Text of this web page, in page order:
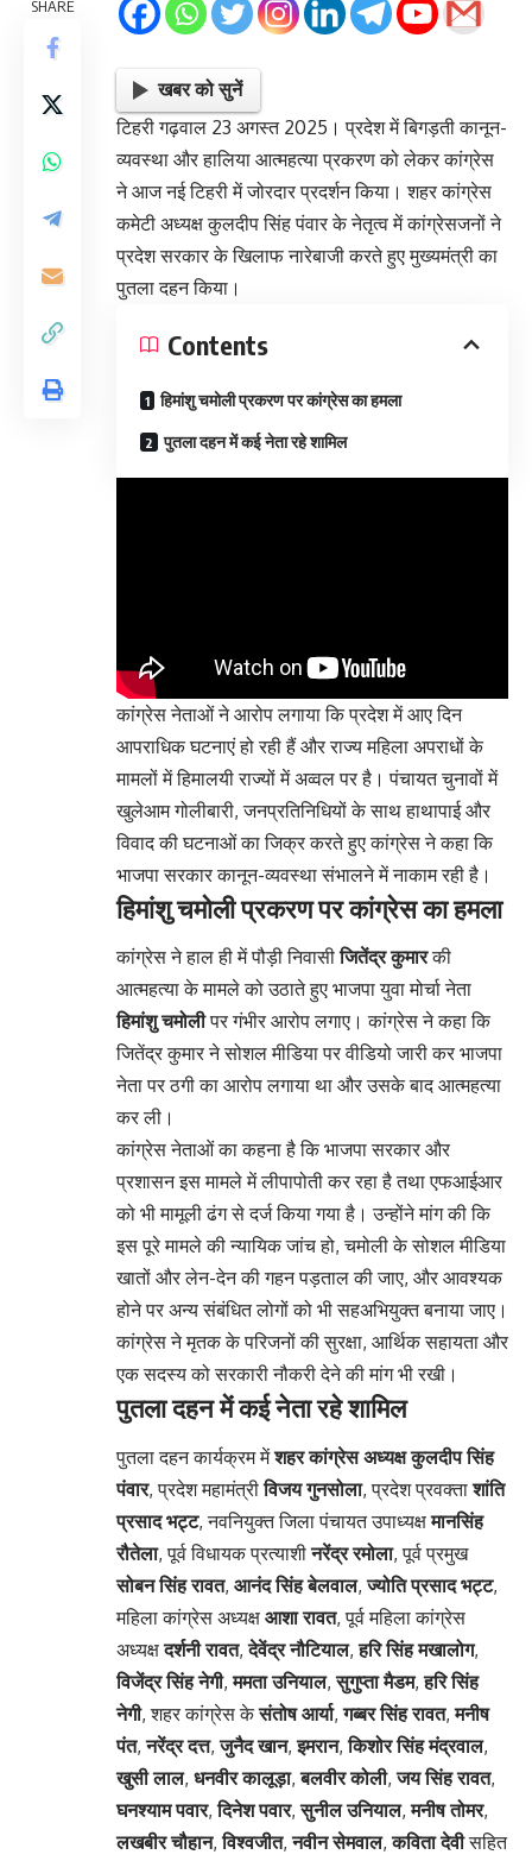
SHARE
खबर को सुनें
टिहरी गढ़वाल 23 अगस्त 2025। प्रदेश में बिगड़ती कानून-
व्यवस्था और हालिया आत्महत्या प्रकरण को लेकर कांग्रेस
ने आज नई टिहरी में जोरदार प्रदर्शन किया। शहर कांग्रेस
कमेटी अध्यक्ष कुलदीप सिंह पंवार के नेतृत्व में कांग्रेसजनों ने
प्रदेश सरकार के खिलाफ नारेबाजी करते हुए मुख्यमंत्री का
पुतला दहन किया।
Contents
हिमांशु चमोली प्रकरण पर कांग्रेस का हमला
पुतला दहन में कई नेता रहे शामिल
कांग्रेस नेताओं ने आरोप लगाया कि प्रदेश में आए दिन
आपराधिक घटनाएं हो रही हैं और राज्य महिला अपराधों के
मामलों में हिमालयी राज्यों में अव्वल पर है। पंचायत चुनावों में
खुलेआम गोलीबारी, जनप्रतिनिधियों के साथ हाथापाई और
विवाद की घटनाओं का जिक्र करते हुए कांग्रेस ने कहा कि
भाजपा सरकार कानून-व्यवस्था संभालने में नाकाम रही है।
हिमांशु चमोली प्रकरण पर कांग्रेस का हमला
कांग्रेस ने हाल ही में पौड़ी निवासीजितेंद्र कुमारकी
आत्महत्या के मामले को उठाते हुए भाजपा युवा मोर्चा नेता
हिमांशु चमोलीपर गंभीर आरोप लगाए। कांग्रेस ने कहा कि
जितेंद्र कुमार ने सोशल मीडिया पर वीडियो जारी कर भाजपा
नेता पर ठगी का आरोप लगाया था और उसके बाद आत्महत्या
कर ली।
कांग्रेस नेताओं का कहना है कि भाजपा सरकार और
प्रशासन इस मामले में लीपापोती कर रहा है तथा एफआईआर
को भी मामूली ढंग से दर्ज किया गया है। उन्होंने मांग की कि
इस पूरे मामले की न्यायिक जांच हो, चमोली के सोशल मीडिया
खातों और लेन-देन की गहन पड़ताल की जाए, और आवश्यक
होने पर अन्य संबंधित लोगों को भी सहअभियुक्त बनाया जाए।
कांग्रेस ने मृतक के परिजनों की सुरक्षा, आर्थिक सहायता और
एक सदस्य को सरकारी नौकरी देने की मांग भी रखी।
पुतला दहन में कई नेता रहे शामिल
पुतला दहन कार्यक्रम मेंशहर कांग्रेस अध्यक्ष कुलदीप सिंह
पंवार, प्रदेश महामंत्रीविजय गुनसोला, प्रदेश प्रवक्ताशांति
प्रसाद भट्ट, नवनियुक्त जिला पंचायत उपाध्यक्षमानसिंह
रौतेला, पूर्व विधायक प्रत्याशीनरेंद्र रमोला, पूर्व प्रमुख
सोबन सिंह रावत, आनंद सिंह बेलवाल,ज्योति प्रसाद भट्ट,
महिला कांग्रेस अध्यक्ष आशा रावत, पूर्व महिला कांग्रेस
अध्यक्षदर्शनी रावत,देवेंद्र नौटियाल,हरि सिंह मखालोग,
विजेंद्र सिंह नेगी,ममता उनियाल,सुगुप्ता मैडम,हरि सिंह
नेगी, शहर कांग्रेस केसंतोष आर्या,गब्बर सिंह रावत,मनीष
पंत,नरेंद्र दत्त,जुनैद खान,इमरान,किशोर सिंह मंद्रवाल,
खुसी लाल, धनवीर कालूड़ा,बलवीर कोली,जय सिंह रावत,
घनश्याम पवार,दिनेश पवार,सुनील उनियाल,मनीष तोमर,
लखबीर चौहान,विश्वजीत,नवीन सेमवाल,कविता देवीसहित